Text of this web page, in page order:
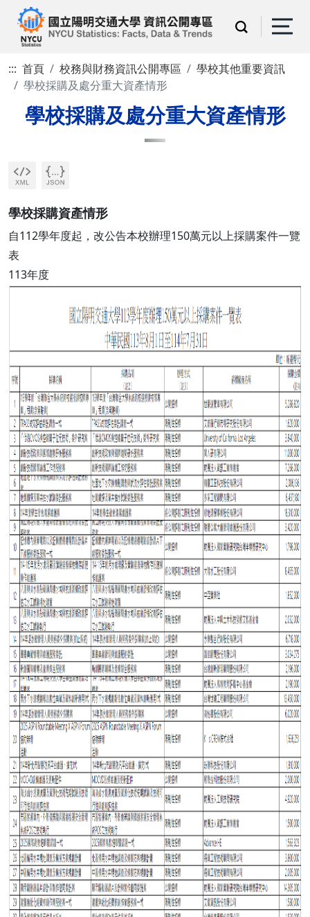
::: 首頁 校務與財務資訊公開專區
學校其他重要資訊
學校採購及處分重大資產情形
學校採購及處分重大資產情形
學校採購資產情形
自112學年度起，改公告本校辦理150萬元以上採購案件一覽
表
113年度